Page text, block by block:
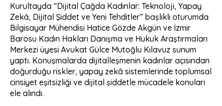
‎Kurultayda “Dijital Çağda Kadınlar: Teknoloji, Yapay
Zekâ, Dijital Şiddet ve Yeni Tehditler” başlıklı oturumda
Bilgisayar Mühendisi Hatice Gözde Akgün ve İzmir
Barosu Kadın Hakları Danışma ve Hukuk Araştırmaları
Merkezi üyesi Avukat Gülce Mutoğlu Kılavuz sunum
yaptı. Konuşmalarda dijitalleşmenin kadınlar açısından
doğurduğu riskler, yapay zekâ sistemlerinde toplumsal
cinsiyet eşitsizliği ve dijital şiddetle mücadele konuları
ele alındı.